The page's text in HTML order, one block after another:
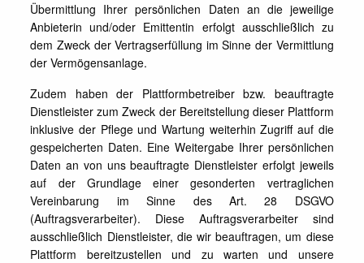
Übermittlung Ihrer persönlichen Daten an die jeweilige
Anbieterin und/oder Emittentin erfolgt ausschließlich zu
dem Zweck der Vertragserfüllung im Sinne der Vermittlung
der Vermögensanlage.
Zudem haben der Plattformbetreiber bzw. beauftragte
Dienstleister zum Zweck der Bereitstellung dieser Plattform
inklusive der Pflege und Wartung weiterhin Zugriff auf die
gespeicherten Daten. Eine Weitergabe Ihrer persönlichen
Daten an von uns beauftragte Dienstleister erfolgt jeweils
auf der Grundlage einer gesonderten vertraglichen
Vereinbarung im Sinne des Art. 28 DSGVO
(Auftragsverarbeiter). Diese Auftragsverarbeiter sind
ausschließlich Dienstleister, die wir beauftragen, um diese
Plattform bereitzustellen und zu warten und unsere